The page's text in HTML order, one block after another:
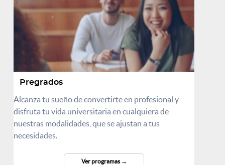
Pregrados
Alcanza tu sueño de convertirte en profesional y
disfruta tu vida universitaria en cualquiera de
nuestras modalidades, que se ajustan a tus
necesidades.
Ver programas